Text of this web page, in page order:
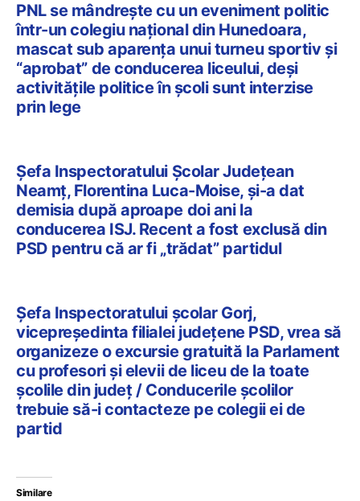
PNL se mândrește cu un eveniment politic
într-un colegiu național din Hunedoara,
mascat sub aparența unui turneu sportiv și
“aprobat” de conducerea liceului, deși
activitățile politice în școli sunt interzise
prin lege
Șefa Inspectoratului Școlar Județean
Neamț, Florentina Luca-Moise, și-a dat
demisia după aproape doi ani la
conducerea ISJ. Recent a fost exclusă din
PSD pentru că ar fi „trădat” partidul
Șefa Inspectoratului școlar Gorj,
vicepreședinta filialei județene PSD, vrea să
organizeze o excursie gratuită la Parlament
cu profesori și elevii de liceu de la toate
școlile din județ / Conducerile școlilor
trebuie să-i contacteze pe colegii ei de
partid
Similare